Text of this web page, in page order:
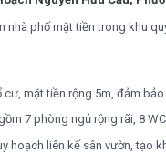
nhà phố mặt tiền trong khu
cư, mặt tiền rộng 5m, đảm
7 phòng ngủ rộng rãi, 8
hoạch liên kế sân vườn, tạo